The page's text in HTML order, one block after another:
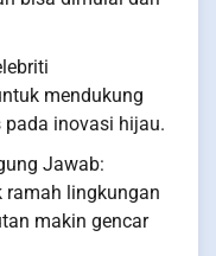
mendukung
inovasi hijau.
Jawab:
ramah lingkungan
makin gencar